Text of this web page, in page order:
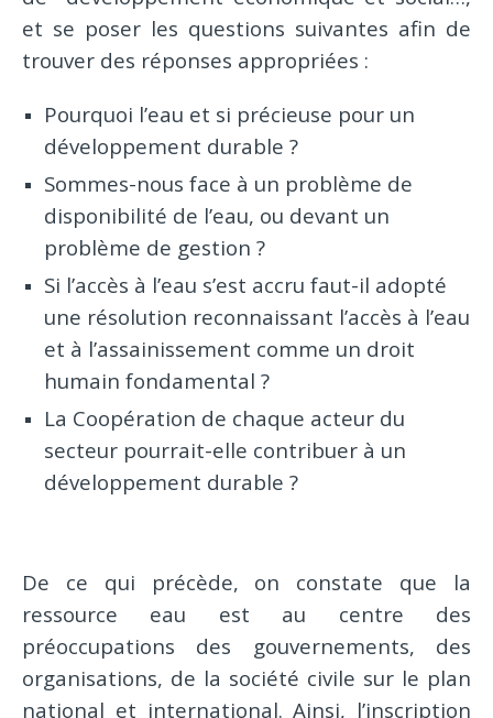
et se poser les questions suivantes afin de
trouver des réponses appropriées :
Pourquoi l’eau et si précieuse pour un
développement durable ?
Sommes-nous face à un problème de
disponibilité de l’eau, ou devant un
problème de gestion ?
Si l’accès à l’eau s’est accru faut-il adopté
une résolution reconnaissant l’accès à l’eau
et à l’assainissement comme un droit
humain fondamental ?
La Coopération de chaque acteur du
secteur pourrait-elle contribuer à un
développement durable ?
De ce qui précède, on constate que la
ressource eau est au centre des
préoccupations des gouvernements, des
organisations, de la société civile sur le plan
national et international. Ainsi, l’inscription